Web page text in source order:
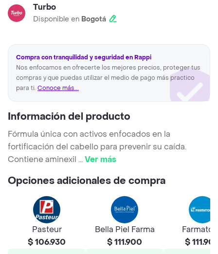
Turbo
Disponible en Bogotá
Compra con tranquilidad y seguridad en Rappi
Nos enfocamos en ofrecerte los mejores precios, proteger tus
compras y que puedas utilizar el medio de pago más practico
para ti. Conoce más...
Información del producto
Fórmula única con activos enfocados en la
fortificación del cabello para prevenir su caída.
Contiene aminexil ...Ver más
Opciones adicionales de compra
Pasteur
$ 106.930
Bella Piel Farma
$ 111.900
$